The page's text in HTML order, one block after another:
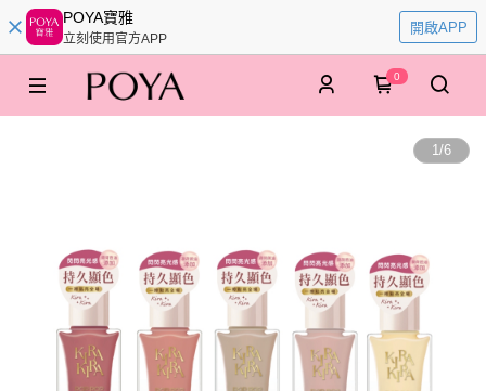
POYA寶雅
立刻使用官方APP
開啟APP
0
1/6